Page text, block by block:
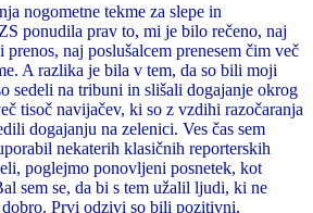
nogometne tekme za slepe in
ponudila prav to, mi je bilo rečeno, naj
naj poslušalcem prenesem čim več
A razlika je bila v tem, da so bili moji
sedeli na tribuni in slišali dogajanje okrog
tisoč navijačev, ki so z vzdihi razočaranja
dogajanju na zelenici. Ves čas sem
nekaterih klasičnih reporterskih
poglejmo ponovljeni posnetek, kot
sem se, da bi s tem užalil ljudi, ki ne
Prvi odzivi so bili pozitivni,